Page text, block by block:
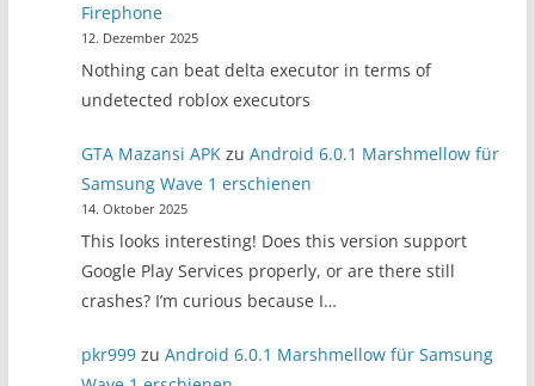
Firephone
12. Dezember 2025
Nothing can beat delta executor in terms of
undetected roblox executors
GTA Mazansi APK zuAndroid 6.0.1 Marshmellow für
Samsung Wave 1 erschienen
14. Oktober 2025
This looks interesting! Does this version support
Google Play Services properly, or are there still
crashes? I’m curious because I…
pkr999 zuAndroid 6.0.1 Marshmellow für Samsung